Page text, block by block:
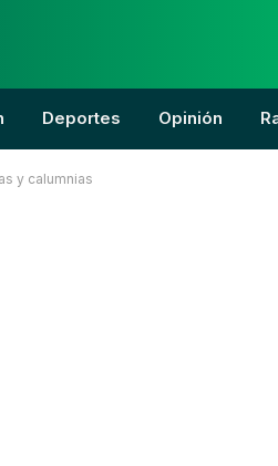
Deportes Opinión
y calumnias